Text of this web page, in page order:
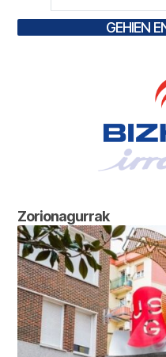
GEHIEN
Zorionagurrak